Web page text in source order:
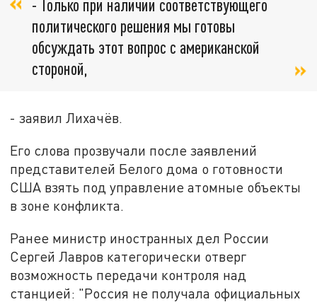
- Только при наличии соответствующего
политического решения мы готовы
обсуждать этот вопрос с американской
стороной,
- заявил Лихачёв.
Его слова прозвучали после заявлений
представителей Белого дома о готовности
США взять под управление атомные объекты
в зоне конфликта.
Ранее министр иностранных дел России
Сергей Лавров категорически отверг
возможность передачи контроля над
станцией: "Россия не получала официальных